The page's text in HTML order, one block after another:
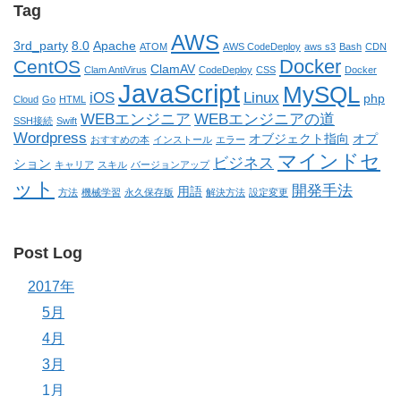
Tag
3rd_party 8.0 Apache ATOM AWS AWS CodeDeploy aws s3 Bash CDN
CentOS Clam AntiVirus ClamAV CodeDeploy CSS Docker Docker
Cloud Go HTML iOS JavaScript Linux MySQL php
SSH接続 Swift WEBエンジニア WEBエンジニアの道
Wordpress おすすめの本 インストール エラー オブジェクト指向 オプ
ション キャリア スキル バージョンアップ ビジネス マインドセ
ット
方法 機械学習 永久保存版 用語 解決方法 設定変更 開発手法
Post Log
2017年
5月
4月
3月
1月